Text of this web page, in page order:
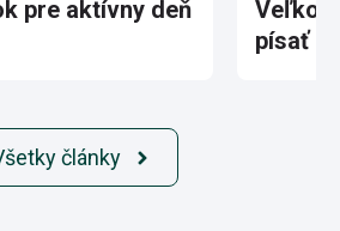
pre aktívny deň
písať
články